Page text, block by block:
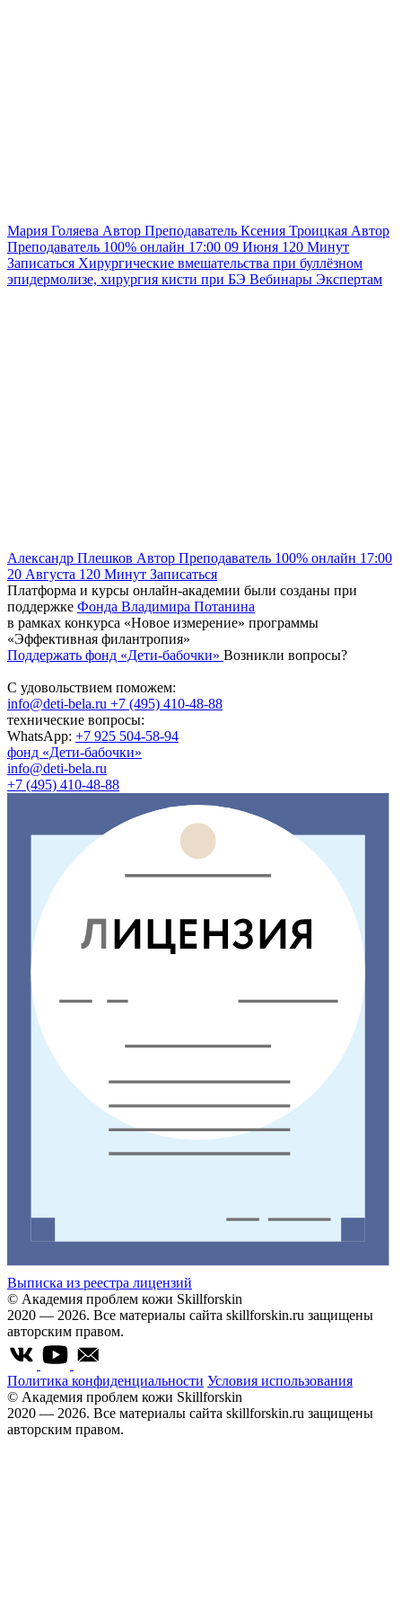
Мария Голяева Автор Преподаватель Ксения Троицкая Автор
Преподаватель 100% онлайн 17:00 09 Июня 120 Минут
Записаться Хирургические вмешательства при буллёзном
эпидермолизе, хирургия кисти при БЭ Вебинары Экспертам
Александр Плешков Автор Преподаватель 100% онлайн 17:00
20 Августа 120 Минут Записаться
Платформа и курсы онлайн-академии были созданы при
поддержке Фонда Владимира Потанина
в рамках конкурса «Новое измерение» программы
«Эффективная филантропия»
Поддержать фонд «Дети-бабочки» Возникли вопросы?
С удовольствием поможем:
info@deti-bela.ru +7 (495) 410-48-88
технические вопросы:
WhatsApp: +7 925 504-58-94
фонд «Дети-бабочки»
info@deti-bela.ru
+7 (495) 410-48-88
Выписка из реестра лицензий
© Академия проблем кожи Skillforskin
2020 — 2026. Все материалы сайта skillforskin.ru защищены
авторским правом.
Политика конфиденциальности Условия использования
© Академия проблем кожи Skillforskin
2020 — 2026. Все материалы сайта skillforskin.ru защищены
авторским правом.